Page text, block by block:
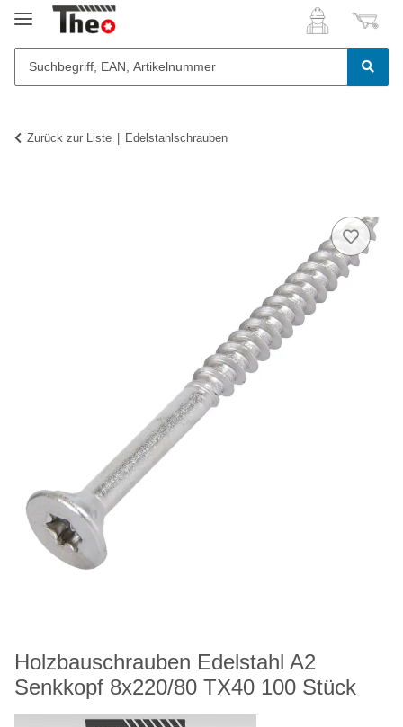
Zurück zur Liste Edelstahlschrauben
Holzbauschrauben Edelstahl A2
Senkkopf 8x220/80 TX40 100 Stück